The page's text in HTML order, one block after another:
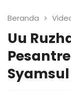
Beranda
Uu
Syamsul